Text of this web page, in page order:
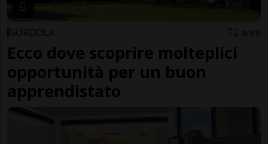
GORDOLA 2 anni
Ecco dove scoprire molteplici
opportunità per un buon
apprendistato